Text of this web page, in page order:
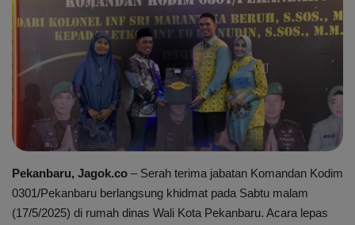
Peristiwa
Daerah
Pemerintah
Pemilu
Kriminal
Pekanbaru, Jagok.co – Serah terima jabatan Komandan Kodim
0301/Pekanbaru berlangsung khidmat pada Sabtu malam
(17/5/2025) di rumah dinas Wali Kota Pekanbaru. Acara lepas